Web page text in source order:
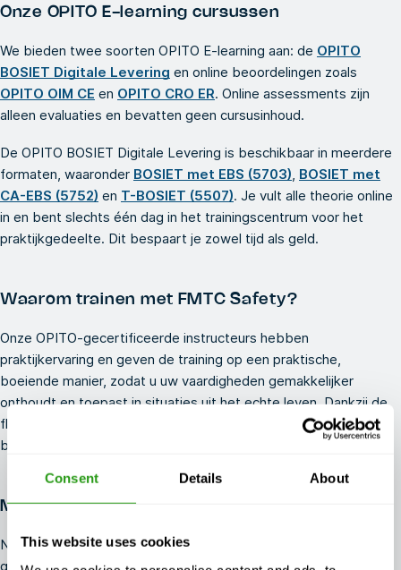
Consent Details About
This website uses cookies
Onze OPITO E-learning cursussen
We bieden twee soorten OPITO E-learning aan: de OPITO
BOSIET Digitale Levering en online beoordelingen zoals
OPITO OIM CE en OPITO CRO ER. Online assessments zijn
alleen evaluaties en bevatten geen cursusinhoud.
De OPITO BOSIET Digitale Levering is beschikbaar in meerdere
formaten, waaronder BOSIET met EBS (5703) BOSIET met
CA-EBS (5752) en T-BOSIET (5507). Je vult alle theorie online
in en bent slechts één dag in het trainingscentrum voor het
praktijkgedeelte. Dit bespaart je zowel tijd als geld.
Waarom trainen met FMTC Safety?
Onze OPITO-gecertificeerde instructeurs hebben
praktijkervaring en geven de training op een praktische,
boeiende manier, zodat u uw vaardigheden gemakkelijker
onthoudt en toepast in situaties uit het echte leven. Dankzij de
flexibele planning kunt u trainen wanneer het u uitkomt. We
bieden ook trainingen op aanvraag voor bedrijven of groepen.
Meer trainingsopties
Naast onze OPITO E-learning cursussen, bent u misschien ook
geïnteresseerd in onze klassikaleOPITO cursussen,STCW